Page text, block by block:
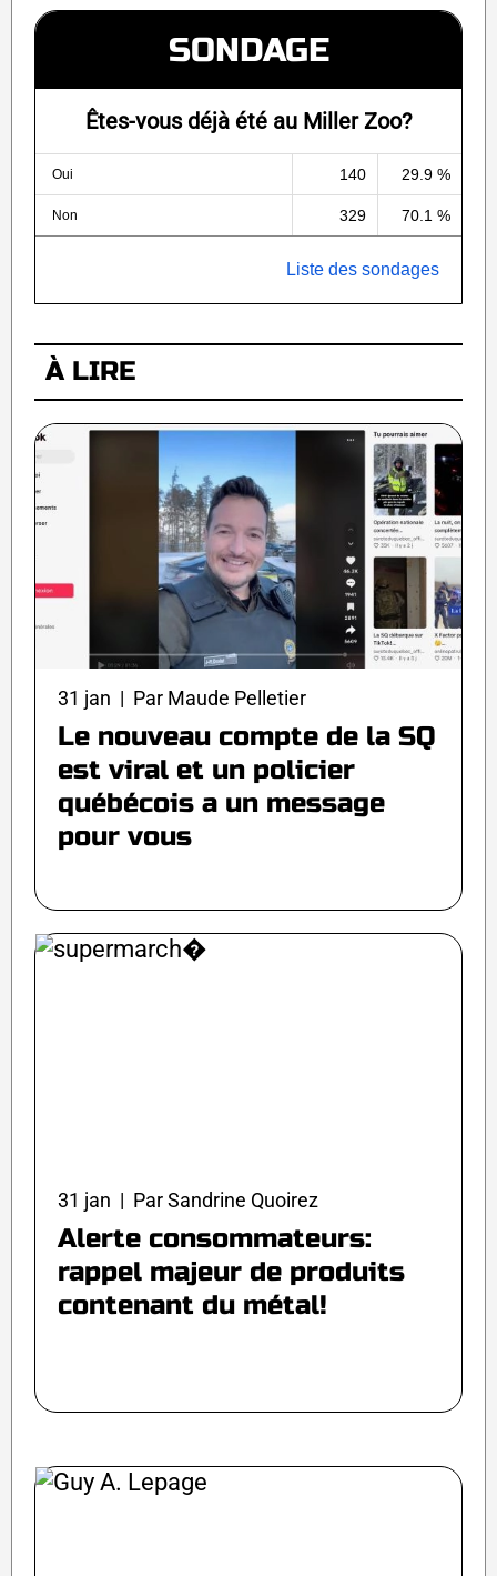
SONDAGE
Êtes-vous déjà été au Miller Zoo?
Oui 140 29.9 %
Non 329 70.1 %
Liste des sondages
À LIRE
31 jan | Par Maude Pelletier
Le nouveau compte de la SQ
est viral et un policier
québécois a un message
pour vous
31 jan | Par Sandrine Quoirez
Alerte consommateurs:
rappel majeur de produits
contenant du métal!